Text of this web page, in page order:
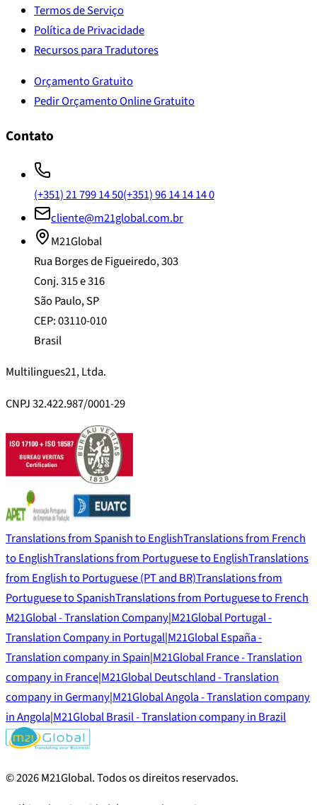
Termos de Serviço
Política de Privacidade
Recursos para Tradutores
Orçamento Gratuito
Pedir Orçamento Online Gratuito
Contato
(+351) 21 799 14 50(+351) 96 14 14 14 0
cliente@m21global.com.br
M21Global
Rua Borges de Figueiredo, 303
Conj. 315 e 316
São Paulo, SP
CEP: 03110-010
Brasil
Multilingues21, Ltda.
CNPJ 32.422.987/0001-29
Translations from Spanish to EnglishTranslations from French
to EnglishTranslations from Portuguese to EnglishTranslations
from English to Portuguese (PT and BR)Translations from
Portuguese to SpanishTranslations from Portuguese to French
M21Global - Translation Company|M21Global Portugal -
Translation Company in Portugal|M21Global España -
Translation company in Spain|M21Global France - Translation
company in France|M21Global Deutschland - Translation
company in Germany|M21Global Angola - Translation company
in Angola|M21Global Brasil - Translation company in Brazil
©2026M21Global.Todos os direitos reservados.